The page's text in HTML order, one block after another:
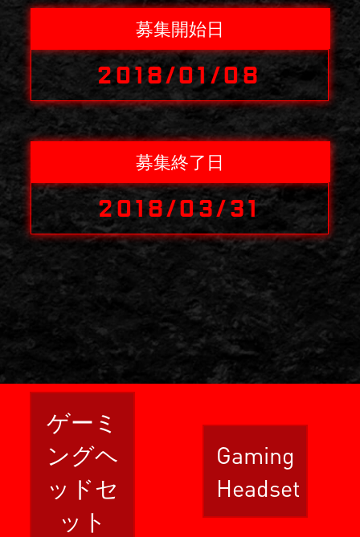
募集開始日
2018/01/08
募集終了日
2018/03/31
ゲーミ
ングヘ
ッドセ
ット
Gaming
Headset